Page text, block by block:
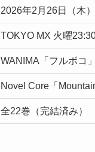
2026年2月26日（木）
TOKYO MX 火曜
WANIMA「フルボコ」
Novel Core「
全22巻（完結済み）